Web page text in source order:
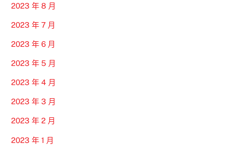
2023 年 8 月
2023 年 7 月
2023 年 6 月
2023 年 5 月
2023 年 4 月
2023 年 3 月
2023 年 2 月
2023 年 1 月